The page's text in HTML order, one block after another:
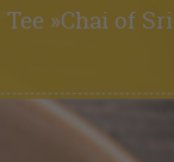
»Chai of